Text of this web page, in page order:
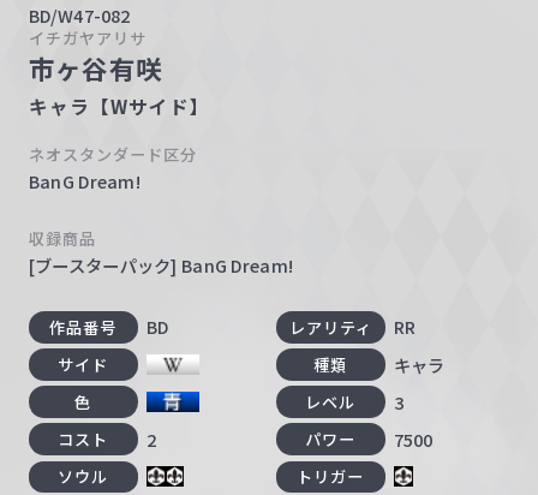
BD/W47-082
イチガヤアリサ
市ヶ谷有咲
キャラ【Wサイド】
ネオスタンダード区分
BanG Dream!
収録商品
[ブースターパック] BanG Dream!
作品番号 BD レアリティ RR
サイド 種類 キャラ
色 レベル 3
コスト 2 パワー 7500
ソウル
トリガー